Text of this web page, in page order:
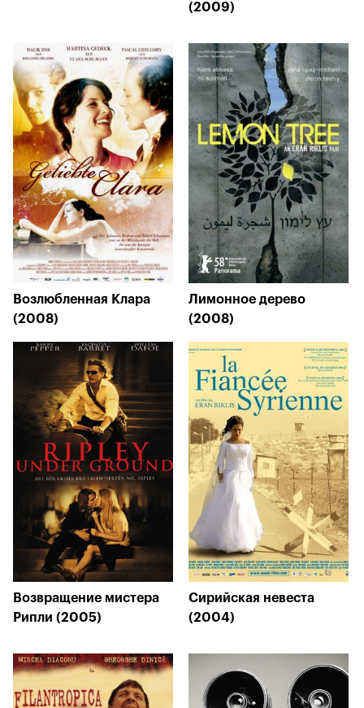
(2009)
Возлюбленная Клара
(2008)
Лимонное дерево
(2008)
Возвращение мистера
Рипли (2005)
Сирийская невеста
(2004)